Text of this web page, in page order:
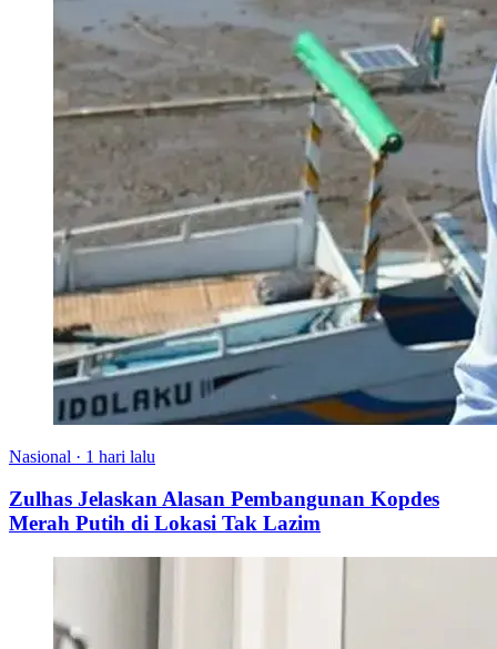
Nasional · 1 hari lalu
Zulhas Jelaskan Alasan Pembangunan Kopdes
Merah Putih di Lokasi Tak Lazim